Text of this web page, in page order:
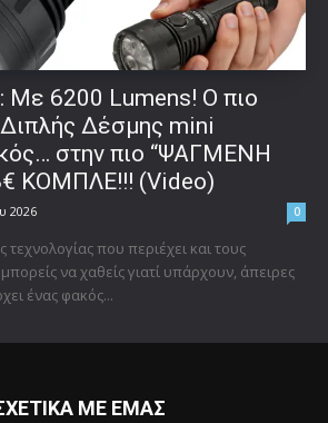
Με 6200 Lumens! Ο πιο
Δέσμης mini
στην πιο “ΨΑΓΜΕΝΗ
ΚΟΜΠΛΕ!!! (Video)
2026 0
τεχνολογίας που περιέχει και τους
να χαθείς γιατί υπάρχουν, άπειρες
ένας φακός...
ΜΕ ΕΜΑΣ